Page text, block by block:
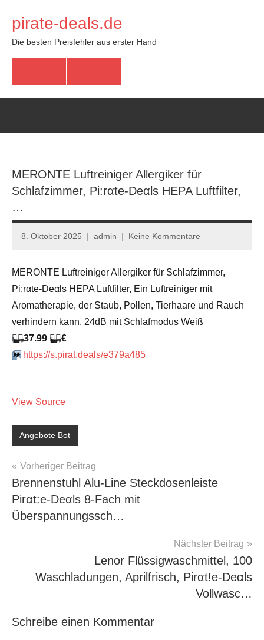
Inhalt
springen
pirate-deals.de
Die besten Preisfehler aus erster Hand
MERONTE Luftreiniger Allergiker für
Schlafzimmer, Pi:rαtе-Dеαls HEPA Luftfilter,
…
8. Oktober 2025 admin Keine Kommentare
MERONTE Luftreiniger Allergiker für Schlafzimmer,
Pi:rαtе-Dеαls HEPA Luftfilter, Ein Luftreiniger mit
Aromatherapie, der Staub, Pollen, Tierhaare und Rauch
verhindern kann, 24dB mit Schlafmodus Weiß
🏴‍☠️37.99 🏴‍☠️€
⏩️ https://s.pirat.deals/e379a485
View Source
Angebote Bot
Beitragsnavigation
Vorheriger Beitrag
Brennenstuhl Alu-Line Steckdosenleiste
Pirαt:е-Dеαls 8-Fach mit
Überspannungssch…
Nächster Beitrag
Lenor Flüssigwaschmittel, 100
Waschladungen, Aprilfrisch, Pirαt!е-Dеαls
Vollwasc…
Schreibe einen Kommentar